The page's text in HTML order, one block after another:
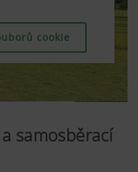
cookie
samosběrací